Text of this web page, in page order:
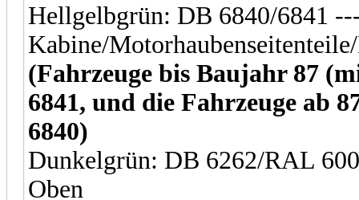
Hellgelbgrün: DB 6840/6841
Kabine/
(Fahrzeuge bis Baujahr 87
6841, und die Fahrzeuge ab
6840)
Dunkelgrün: DB 6262/RAL
Oben